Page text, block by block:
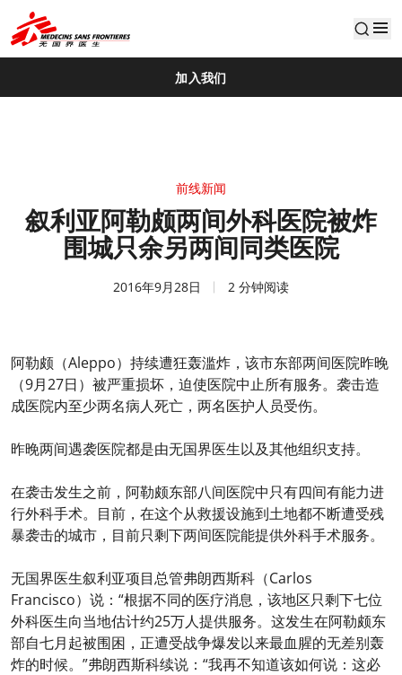
default
加入我们
前线新闻
叙利亚阿勒颇两间外科医院被炸
围城只余另两间同类医院
2016年9月28日 2 分钟阅读
阿勒颇（Aleppo）持续遭狂轰滥炸，该市东部两间医院昨晚
（9月27日）被严重损坏，迫使医院中止所有服务。袭击造
成医院内至少两名病人死亡，两名医护人员受伤。
昨晚两间遇袭医院都是由无国界医生以及其他组织支持。
在袭击发生之前，阿勒颇东部八间医院中只有四间有能力进
行外科手术。目前，在这个从救援设施到土地都不断遭受残
暴袭击的城市，目前只剩下两间医院能提供外科手术服务。
无国界医生叙利亚项目总管弗朗西斯科（Carlos
Francisco）说：“根据不同的医疗消息，该地区只剩下七位
外科医生向当地估计约25万人提供服务。这发生在阿勒颇东
部自七月起被围困，正遭受战争爆发以来最血腥的无差别轰
炸的时候。”弗朗西斯科续说：“我再不知道该如何说：这必